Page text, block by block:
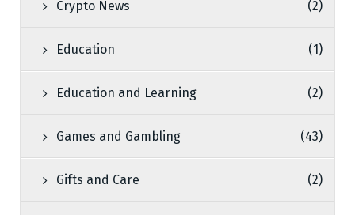
Crypto News (2)
Education (1)
Education and Learning (2)
Games and Gambling (43)
Gifts and Care (2)